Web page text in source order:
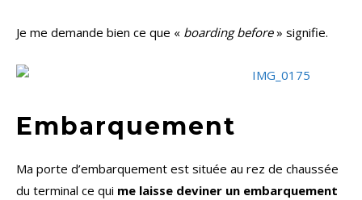
Je me demande bien ce que « boarding before» signifie.
Embarquement
Ma porte d’embarquement est située au rez de chaussée
du terminal ce qui me laisse deviner un embarquement